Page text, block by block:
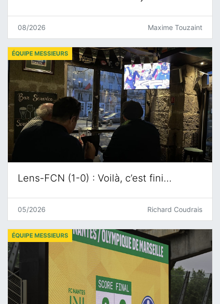
08/2026 Maxime Touzaint
Lens-FCN (1-0) : Voilà, c’est fini…
ÉQUIPE MESSIEURS
05/2026 Richard Coudrais
ÉQUIPE MESSIEURS